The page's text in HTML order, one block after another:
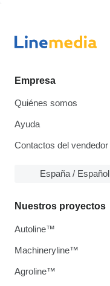
Empresa
Quiénes somos
Ayuda
Contactos del vendedor
España / Español
Nuestros proyectos
Autoline™
Machineryline™
Agroline™